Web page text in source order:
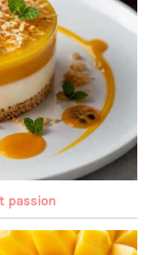
passion